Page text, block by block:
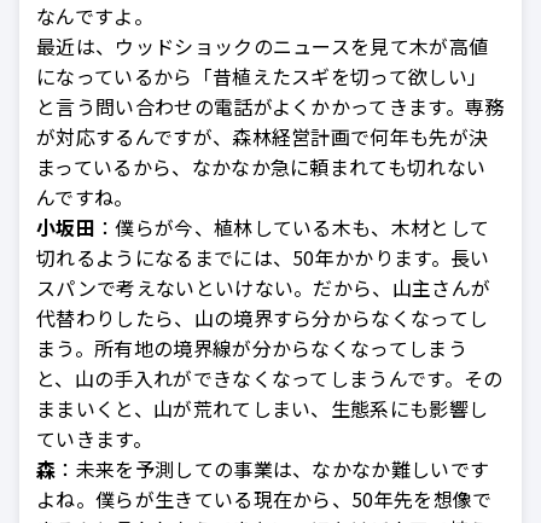
なんですよ。
最近は、ウッドショックのニュースを見て木が高値
になっているから「昔植えたスギを切って欲しい」
と言う問い合わせの電話がよくかかってきます。専務
が対応するんですが、森林経営計画で何年も先が決
まっているから、なかなか急に頼まれても切れない
んですね。
小坂田 ：僕らが今、植林している木も、木材として
切れるようになるまでには、50年かかります。長い
スパンで考えないといけない。だから、山主さんが
代替わりしたら、山の境界すら分からなくなってし
まう。所有地の境界線が分からなくなってしまう
と、山の手入れができなくなってしまうんです。その
ままいくと、山が荒れてしまい、生態系にも影響し
ていきます。
森 ：未来を予測しての事業は、なかなか難しいです
よね。僕らが生きている現在から、50年先を想像で